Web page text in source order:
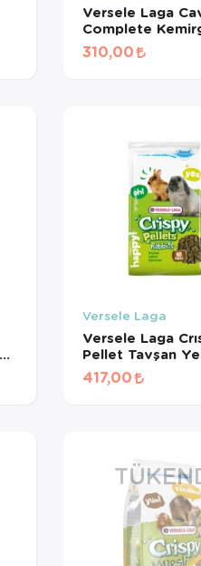
Versele Laga
Complete
Yemi 500 Gr
310,00
Versele Laga
Versele Laga
Pellet Tavşan
Kg
417,00